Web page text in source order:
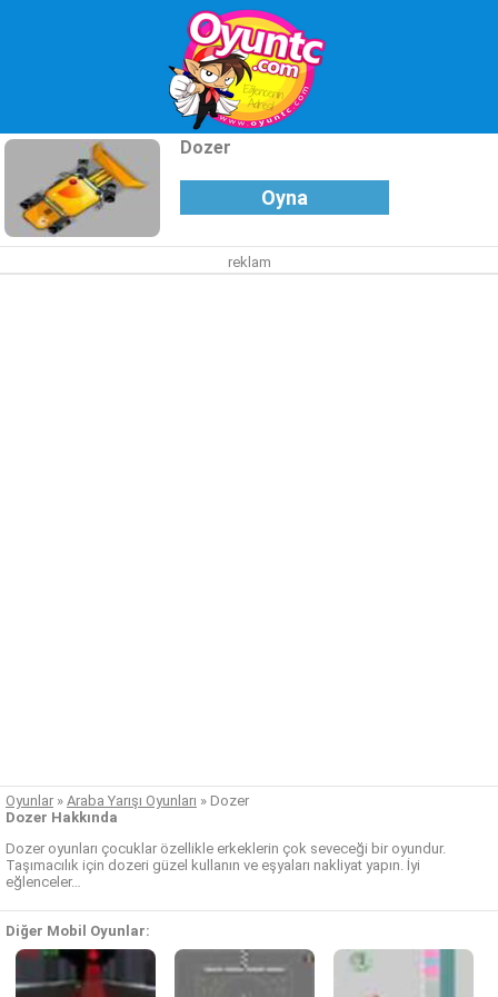
Dozer
Oyna
reklam
Oyunlar » Araba Yarışı Oyunları » Dozer
Dozer Hakkında
Dozer oyunları çocuklar özellikle erkeklerin çok seveceği bir oyundur.
Taşımacılık için dozeri güzel kullanın ve eşyaları nakliyat yapın. İyi
eğlenceler…
Diğer Mobil Oyunlar: